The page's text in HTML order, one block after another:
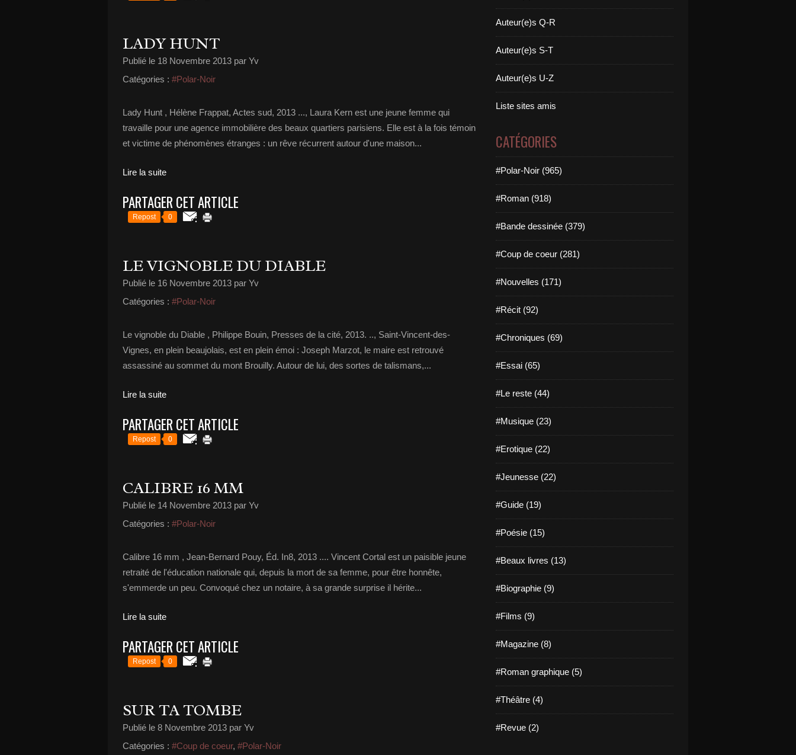
LADY HUNT
Publié le 18 Novembre 2013 par Yv
Catégories : #Polar-Noir
Lady Hunt , Hélène Frappat, Actes sud, 2013 ..., Laura Kern est une jeune femme qui
travaille pour une agence immobilière des beaux quartiers parisiens. Elle est à la fois témoin
et victime de phénomènes étranges : un rêve récurrent autour d'une maison...
Lire la suite
PARTAGER CET ARTICLE
Repost 0
LE VIGNOBLE DU DIABLE
Publié le 16 Novembre 2013 par Yv
Catégories : #Polar-Noir
Le vignoble du Diable , Philippe Bouin, Presses de la cité, 2013. .., Saint-Vincent-des-
Vignes, en plein beaujolais, est en plein émoi : Joseph Marzot, le maire est retrouvé
assassiné au sommet du mont Brouilly. Autour de lui, des sortes de talismans,...
Lire la suite
PARTAGER CET ARTICLE
Repost 0
CALIBRE 16 MM
Publié le 14 Novembre 2013 par Yv
Catégories : #Polar-Noir
Calibre 16 mm , Jean-Bernard Pouy, Éd. In8, 2013 .... Vincent Cortal est un paisible jeune
retraité de l'éducation nationale qui, depuis la mort de sa femme, pour être honnête,
s'emmerde un peu. Convoqué chez un notaire, à sa grande surprise il hérite...
Lire la suite
PARTAGER CET ARTICLE
Repost 0
SUR TA TOMBE
Publié le 8 Novembre 2013 par Yv
Catégories : #Coup de coeur, #Polar-Noir
Auteur(e)s Q-R
Auteur(e)s S-T
Auteur(e)s U-Z
Liste sites amis
CATÉGORIES
#Polar-Noir (965)
#Roman (918)
#Bande dessinée (379)
#Coup de coeur (281)
#Nouvelles (171)
#Récit (92)
#Chroniques (69)
#Essai (65)
#Le reste (44)
#Musique (23)
#Erotique (22)
#Jeunesse (22)
#Guide (19)
#Poésie (15)
#Beaux livres (13)
#Biographie (9)
#Films (9)
#Magazine (8)
#Roman graphique (5)
#Théâtre (4)
#Revue (2)